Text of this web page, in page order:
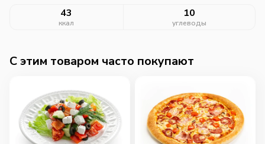
43
ккал
10
углеводы
C этим товаром часто покупают